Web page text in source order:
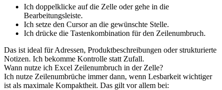
Ich doppelklicke auf die Zelle oder gehe in die
Bearbeitungsleiste.
Ich setze den Cursor an die gewünschte Stelle.
Ich drücke die Tastenkombination für den Zeilenumbruch.
Das ist ideal für Adressen, Produktbeschreibungen oder strukturierte
Notizen. Ich bekomme Kontrolle statt Zufall.
Wann nutze ich Excel Zeilenumbruch in der Zelle?
Ich nutze Zeilenumbrüche immer dann, wenn Lesbarkeit wichtiger
ist als maximale Kompaktheit. Das gilt vor allem bei: